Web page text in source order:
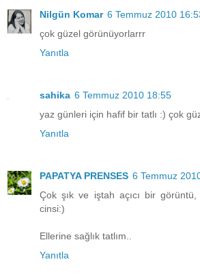
Nilgün Komar 6 Temmuz 2010
çok güzel görünüyorlarrr
Yanıtla
sahika 6 Temmuz 2010 18:55
yaz günleri için hafif bir tatlı :) çok
Yanıtla
PAPATYA PRENSES 6 Temmuz
Çok şık ve iştah açıcı bir
cinsi:)
Ellerine sağlık tatlım..
Yanıtla